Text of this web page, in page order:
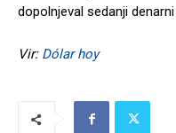
dopolnjeval sedanji
Vir: Dólar hoy